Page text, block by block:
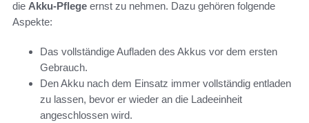
die Akku-Pflege ernst zu nehmen. Dazu gehören folgende
Aspekte:
Das vollständige Aufladen des Akkus vor dem ersten
Gebrauch.
Den Akku nach dem Einsatz immer vollständig entladen
zu lassen, bevor er wieder an die Ladeeinheit
angeschlossen wird.